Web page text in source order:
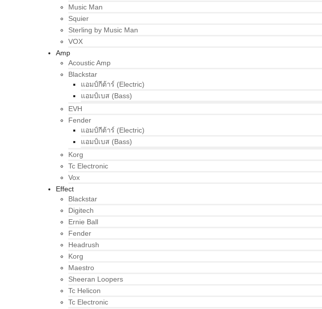
Music Man
Squier
Sterling by Music Man
VOX
Amp
Acoustic Amp
Blackstar
แอมป์กีต้าร์ (Electric)
แอมป์เบส (Bass)
EVH
Fender
แอมป์กีต้าร์ (Electric)
แอมป์เบส (Bass)
Korg
Tc Electronic
Vox
Effect
Blackstar
Digitech
Ernie Ball
Fender
Headrush
Korg
Maestro
Sheeran Loopers
Tc Helicon
Tc Electronic